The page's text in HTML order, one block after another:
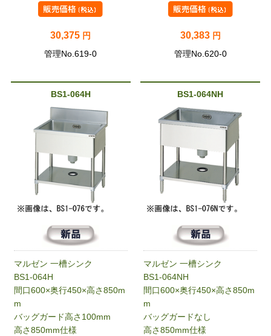
30,375 円
管理No.619-0
30,383 円
管理No.620-0
BS1-064H
マルゼン 一槽シンク
BS1-064H
間口600×奥行450×高さ850m
m
バッグガード高さ100mm
高さ850mm仕様
BS1-064NH
マルゼン 一槽シンク
BS1-064NH
間口600×奥行450×高さ850m
m
バッグガードなし
高さ850mm仕様